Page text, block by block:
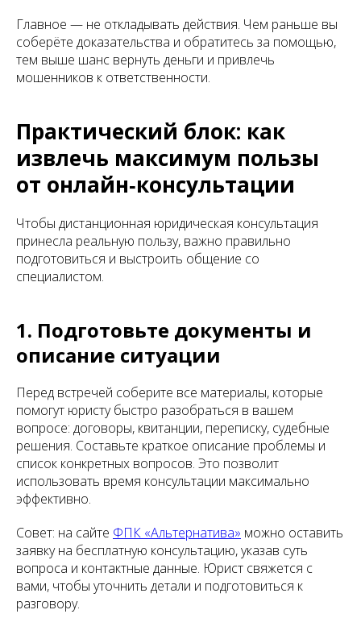
Главное — не откладывать действия. Чем раньше вы
соберёте доказательства и обратитесь за помощью,
тем выше шанс вернуть деньги и привлечь
мошенников к ответственности.
Практический блок: как
извлечь максимум пользы
от онлайн‑консультации
Чтобы дистанционная юридическая консультация
принесла реальную пользу, важно правильно
подготовиться и выстроить общение со
специалистом.
1. Подготовьте документы и
описание ситуации
Перед встречей соберите все материалы, которые
помогут юристу быстро разобраться в вашем
вопросе: договоры, квитанции, переписку, судебные
решения. Составьте краткое описание проблемы и
список конкретных вопросов. Это позволит
использовать время консультации максимально
эффективно.
Совет: на сайте ФПК «Альтернатива» можно оставить
заявку на бесплатную консультацию, указав суть
вопроса и контактные данные. Юрист свяжется с
вами, чтобы уточнить детали и подготовиться к
разговору.